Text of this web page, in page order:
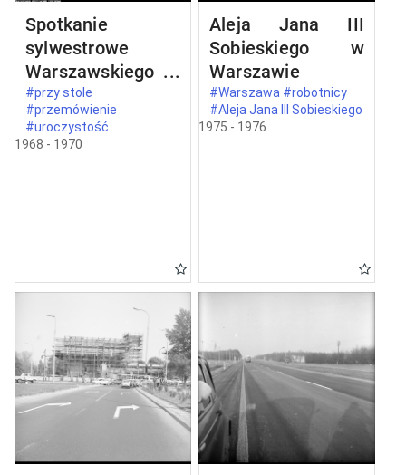
Spotkanie
sylwestrowe
Warszawskiego
Komitetu
Zjednoczonego
Stronnictwa
#przy stole
#przemówienie
#uroczystość
1968 - 1970
Aleja Jana III
Sobieskiego w
Warszawie
#Warszawa #robotnicy
#Aleja Jana III Sobieskiego
1975 - 1976